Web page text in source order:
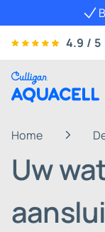
4.9 / 5
Home
Uw